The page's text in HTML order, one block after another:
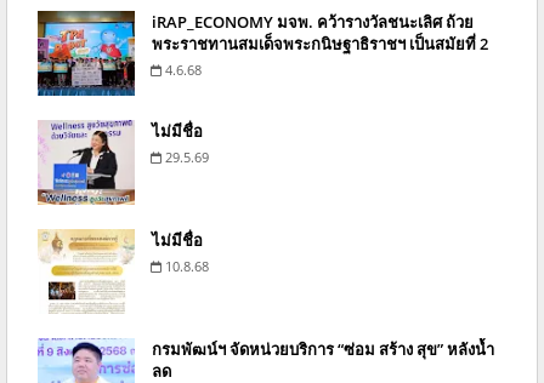
iRAP_ECONOMY มจพ. คว้ารางวัลชนะเลิศ ถ้วย
พระราชทานสมเด็จพระกนิษฐาธิราชฯ เป็นสมัยที่ 2
4.6.68
ไม่มีชื่อ
29.5.69
ไม่มีชื่อ
10.8.68
กรมพัฒน์ฯ จัดหน่วยบริการ “ซ่อม สร้าง สุข” หลังน้ำ
ลด